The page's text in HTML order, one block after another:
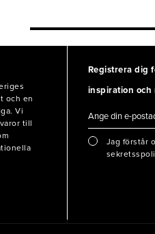
och en
Vi
till
Registrera dig
inspiration och
Jag förstår